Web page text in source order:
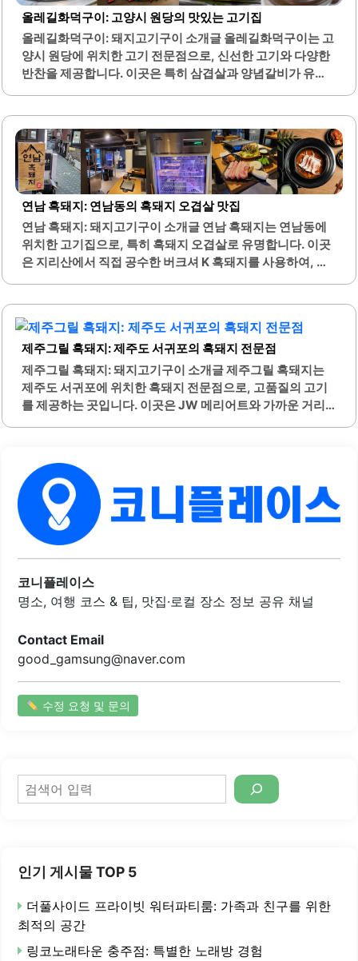
들과 함께 방문하기 좋은 분위기를 자아내며, 특별한 날이나
기념일에 적합한 장소입니다. 고양시 지역에서 외식하기 좋
은 곳을 찾는다면, 맛있는정원은 훌륭한 선택이 될 것입니다.
정갈한 그릇에 담긴 반찬들은 시각적으로도 즐거움을 주며,
식사의 품격을..
올레길화덕구이: 고양시 원당의 맛있는 고기집
올레길화덕구이: 돼지고기구이 소개글 올레길화덕구이는 고
양시 원당에 위치한 고기 전문점으로, 신선한 고기와 다양한
반찬을 제공합니다. 이곳은 특히 삼겹살과 양념갈비가 유명
미를 느낄 수 있습니다.또한, 사장님이 직접 기른 채소로 만든
반찬들이 함께 제공되어 건강한 식사를 즐길 수 있습니다. 반
찬의 종류가 다양하고 정갈하게 준비되어 있어, 고기와 함께
조화롭게 즐길 수 있습니다. 이곳은 가족 단위 외식이나 회식
장소로도 적합하며, 편안한 분위기에서 식사를 할 수 있습니
다.직원들은 친절하게 응대하며, 고객의 편안한 식사를 위해
세심하게 배려합니다. 고기와 반찬의 조화가 뛰어나며, 후식
으로 제공되는 국수 또한 인기가 높습니다. 올레길화덕구이
는 가성비가 뛰어난 맛집으로, 많은 이들에게..
연남 흑돼지: 연남동의 흑돼지 오겹살 맛집
연남 흑돼지: 돼지고기구이 소개글 연남 흑돼지는 연남동에
위치한 고기집으로, 특히 흑돼지 오겹살로 유명합니다. 이곳
은 지리산에서 직접 공수한 버크셔 K 흑돼지를 사용하여, 육
신선한 숙성 생고기를 직접 볼 수 있으며, 고기의 비주얼 또한
매우 먹음직스럽습니다. 직원이 고기를 직접 구워주기 때문
에 최적의 상태로 고기를 즐길 수 있습니다. 고기가 익어가면
서 육즙이 터지는 부드러운 맛을 경험할 수 있으며, 곁들임 반
찬도 흑돼지와 잘 어울립니다.특히, 구운 마늘과 김치, 쌈무,
깻잎장과 함께 먹으면 더욱 풍미가 살아납니다. 매장은 쾌적
제주그릴 흑돼지: 제주도 서귀포의 흑돼지 전문점
제주그릴 흑돼지: 돼지고기구이 소개글 제주그릴 흑돼지는
제주도 서귀포에 위치한 흑돼지 전문점으로, 고품질의 고기
를 제공하는 곳입니다. 이곳은 JW 메리어트와 가까운 거리
즙으로 많은 사랑을 받고 있습니다. 또한, 직접 담근 장아찌와
폭탄 계란찜은 고기와 함께 즐기기 좋은 메뉴로 인기가 높습
니다. 사장님과 직원들은 친절하게 고기를 구워주며, 각 부위
에 맞는 먹는 법을 설명해 주어 더욱 만족스러운 식사를 경험
할 수 있습니다.제주그릴 흑돼지는 가족 단위 방문객에게도
적합한 분위기를 제공하며, 주차 공간도 마련되어 있어 편리
합니다. 창밖으로 보이는 귤밭의 경치는 제주도만의 특별한
매력을 더해줍니다. 이곳은 고기 맛뿐만..
코니플레이스
명소, 여행 코스 & 팁, 맛집·로컬 장소 정보 공유 채널
Contact Email
good_gamsung@naver.com
수정 요청 및 문의
검
색
인기 게시물 TOP 5
더풀사이드 프라이빗 워터파티룸: 가족과 친구를 위한
최적의 공간
링코노래타운 충주점: 특별한 노래방 경험